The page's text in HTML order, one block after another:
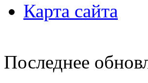
Карта сайта
Последнее